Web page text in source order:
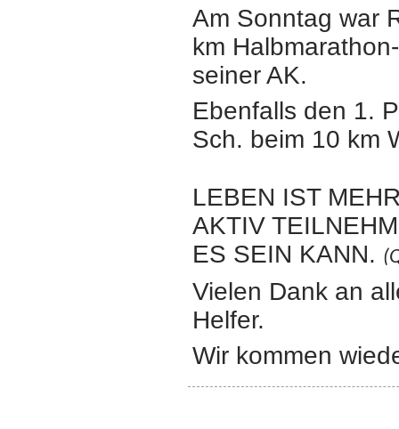
Am Sonntag war
km
seiner AK.
Ebenfalls den 1.
Sch. beim 10 km
LEBEN IST
AKTIV
ES SEIN KANN.
Vielen Dank an
Helfer.
Wir kommen